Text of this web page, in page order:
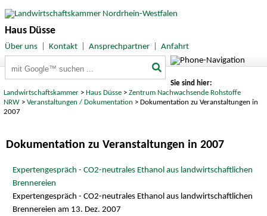
Haus Düsse
Über uns| Kontakt| Ansprechpartner| Anfahrt
Sie sind hier:
Landwirtschaftskammer > Haus Düsse >Zentrum Nachwachsende Rohstoffe
NRW >Veranstaltungen / Dokumentation > Dokumentation zu Veranstaltungen in
2007
Dokumentation zu Veranstaltungen in 2007
Expertengespräch - CO2-neutrales Ethanol aus landwirtschaftlichen
Brennereien
Expertengespräch - CO2-neutrales Ethanol aus landwirtschaftlichen
Brennereien am 13. Dez. 2007